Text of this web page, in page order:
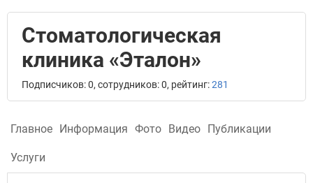
Стоматологическая
клиника «Эталон»
Подписчиков: 0, сотрудников: 0, рейтинг:281
Главное Информация Фото Видео Публикации
Услуги